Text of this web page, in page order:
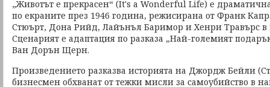
„Животът е прекрасен“ (It's a Wonderful Life) е
по екраните през 1946 година, режисирана от Франк
Стюърт, Дона Рийд, Лайънъл Баримор и Хенри Травърс в
Сценарият е адаптация по разказа „Най-големият
Ван Дорън Щерн.
Произведението разказва историята на Джордж Бейли
бизнесмен обхванат от тежки мисли за самоубийство в